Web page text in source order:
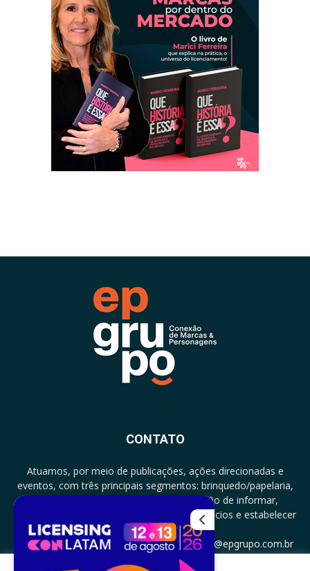
CONTATO
Atuamos, por meio de publicações, ações direcionadas e
eventos, com três principais segmentos: brinquedo/papelaria,
licenciamento e zero a três com a missão de informar,
documentar, proporcionar encontro de negócios e estabelecer
parcerias.
CONTATO: +5511994513097 - atendimento@epgrupo.com.br